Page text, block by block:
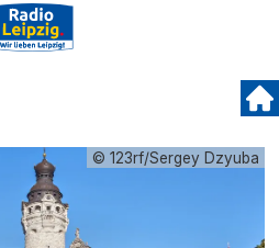
© 123rf/Sergey Dzyuba